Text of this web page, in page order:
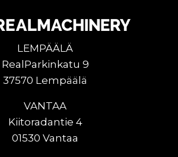
LEMPÄÄLÄ
RealParkinkatu 9
37570 Lempäälä
VANTAA
Kiitoradantie 4
01530 Vantaa